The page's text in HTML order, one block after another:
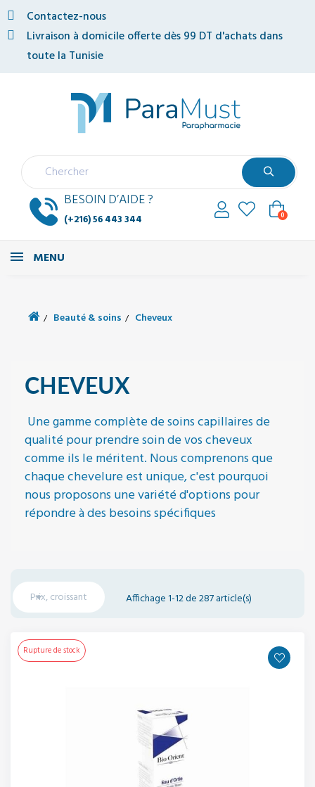
Contactez-nous
Livraison à domicile offerte dès 99 DT d'achats dans
toute la Tunisie
BESOIN D’AIDE ?
(+216) 56 443 344 0
MENU
Beauté & soins Cheveux
CHEVEUX
Une gamme complète de soins capillaires de
qualité pour prendre soin de vos cheveux
comme ils le méritent. Nous comprenons que
chaque chevelure est unique, c'est pourquoi
nous proposons une variété d'options pour
répondre à des besoins spécifiques
Prix, croissant
 Affichage 1-12 de 287 article(s)
Rupture de stock